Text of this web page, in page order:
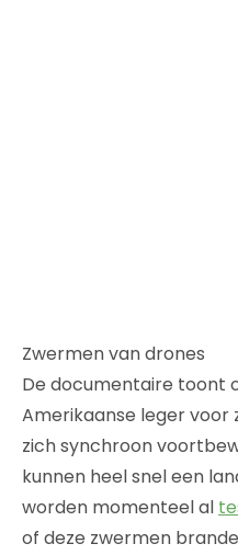
Zwermen van drones
De documentaire toont
Amerikaanse leger voor
zich synchroon
kunnen heel snel een
worden momenteel al
of deze zwermen